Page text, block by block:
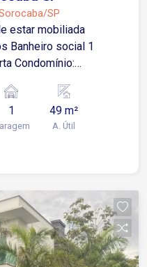
SP
estar mobiliada
Banheiro social 1
Di Roma, uma
de
a importantes vias da
1 49 m²
A. Útil